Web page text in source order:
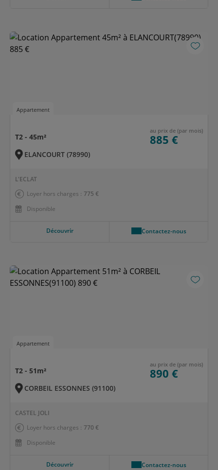
Appartement
T2 - 45m²
au prix de (par mois)
885 €
ELANCOURT (78990)
L'ECLAT
Loyer hors charges : 775 €
Disponible
Découvrir Contactez-nous
Appartement
T2 - 51m²
au prix de (par mois)
890 €
CORBEIL ESSONNES (91100)
CASTEL JOLI
Loyer hors charges : 770 €
Disponible
Découvrir Contactez-nous